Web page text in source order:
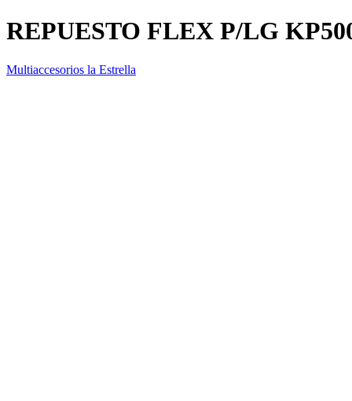
REPUESTO FLEX P/LG
Multiaccesorios la Estrella